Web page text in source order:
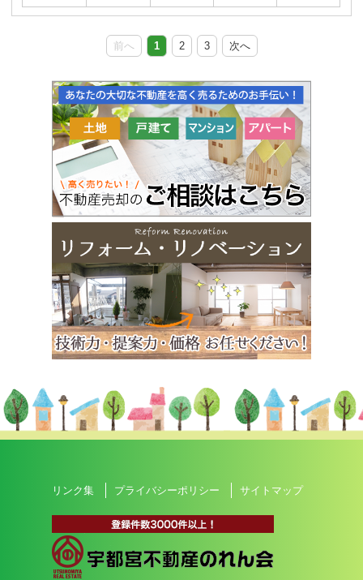
前へ 1 2 3 次へ
リンク集 プライバシーポリシー サイトマップ